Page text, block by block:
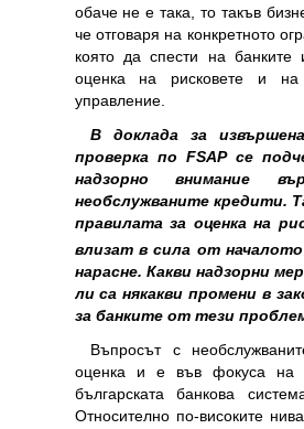
обаче не е така, то такъв
че отговаря на конкретното
която да спести на
оценка на рисковете и на
управление.
В доклада за
проверка по FSAP се
надзорно вниманиe
необслужваните кредити.
правилата за оценка на
влизат в сила от началото
нарасне. Какви надзорни
ли са някакви промени в
за банките от тези
Въпросът с
оценка и е във фокуса на
българската банкова
Относително по-високите